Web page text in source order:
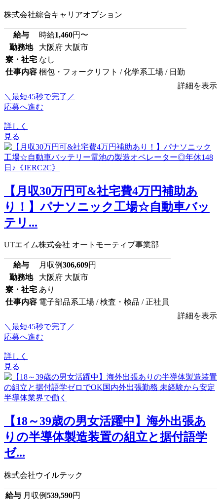
株式会社綜合キャリアオプション
給与 時給1,460円〜
勤務地
大阪府 大阪市
寮・社宅 なし
仕事内容 梱包・フォークリフト / 化学系工場 / 日勤
詳細を表示
＼最短45秒で完了／
応募へ進む
詳しく
見る
【月収30万円可&社宅費4万円補助あ
り！】パナソニック工場☆自動車バッ
テリ...
UTエイム株式会社 オートモーティブ事業部
給与 月収例306,609円
勤務地
大阪府 大阪市
寮・社宅 あり
仕事内容 電子部品系工場 / 検査・検品 / 正社員
詳細を表示
＼最短45秒で完了／
応募へ進む
詳しく
見る
【18～39歳の男女活躍中】海外出張あ
りの半導体製造装置の組立と据付語学
ゼ...
株式会社ウイルテック
給与 月収例539,590円